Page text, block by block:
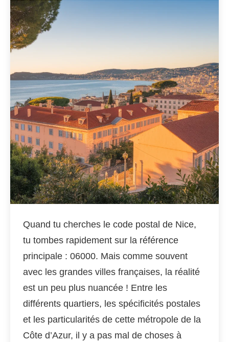
Quand tu cherches le code postal de Nice,
tu tombes rapidement sur la référence
principale : 06000. Mais comme souvent
avec les grandes villes françaises, la réalité
est un peu plus nuancée ! Entre les
différents quartiers, les spécificités postales
et les particularités de cette métropole de la
Côte d’Azur, il y a pas mal de choses à